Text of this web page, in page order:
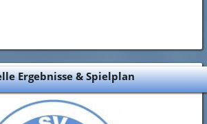
Ergebnisse & Spielplan